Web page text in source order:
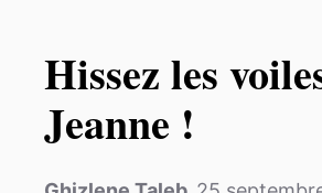
Hissez les
Jeanne !